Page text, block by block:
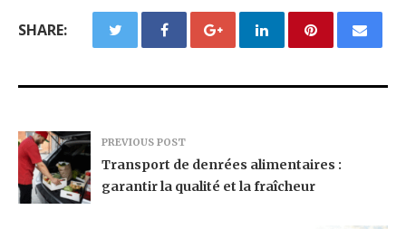
SHARE:
PREVIOUS POST
Transport de denrées alimentaires :
garantir la qualité et la fraîcheur